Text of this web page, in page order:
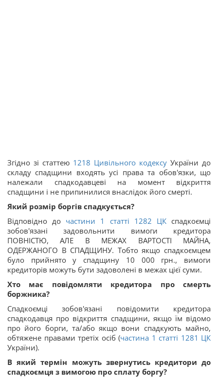
Згідно зі статтею 1218 Цивільного кодексу України до
складу спадщини входять усі права та обов'язки, що
належали спадкодавцеві на момент відкриття
спадщини і не припинилися внаслідок його смерті.
Який розмір боргів спадкується?
Відповідно до частини 1 статті 1282 ЦКспадкоємці
зобов'язані задовольнити вимоги кредитора
ПОВНІСТЮ, АЛЕ В МЕЖАХ ВАРТОСТІ МАЙНА,
ОДЕРЖАНОГО В СПАДЩИНУ. Тобто якщо спадкоємцем
було прийнято у спадщину 10 000 грн., вимоги
кредиторів можуть бути задоволені в межах цієї суми.
Хто має повідомляти кредитора про смерть
боржника?
Спадкоємці зобов'язані повідомити кредитора
спадкодавця про відкриття спадщини, якщо їм відомо
про його борги, та/або якщо вони спадкують майно,
обтяжене правами третіх осіб (частина 1 статті 1281 ЦК
України).
В який термін можуть звернутись кредитори до
спадкоємця з вимогою про сплату боргу?